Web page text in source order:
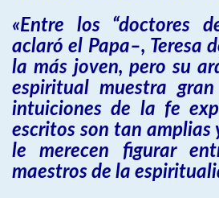
«Entre los “doctores
aclaró el Papa–, Teresa
la más joven, pero su
espiritual muestra
intuiciones de la fe
escritos son tan amplias
le merecen figurar
maestros de la